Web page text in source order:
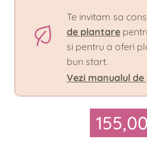
Te invitam sa
de plantare
si pentru a oferi
bun start.
Vezi manualul
155,00